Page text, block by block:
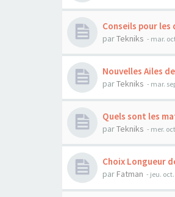
Conseils pour
parTekniks - mar.
Nouvelles Ailes
parTekniks - mar.
Quels sont les
parTekniks - mer.
Choix Longueur
par Fatman - jeu.